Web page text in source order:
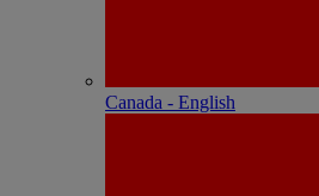
Canada - English